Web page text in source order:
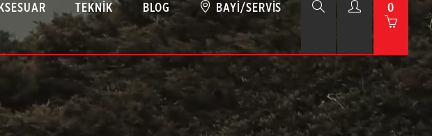
TEKNIK BLOG BAYI/SERVIS 0